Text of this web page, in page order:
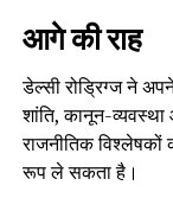
आगे की राह
डेल्सी रोड्रिग्ज ने
शांति, कानून-
राजनीतिक विश्लेषकों
रूप ले सकता है।